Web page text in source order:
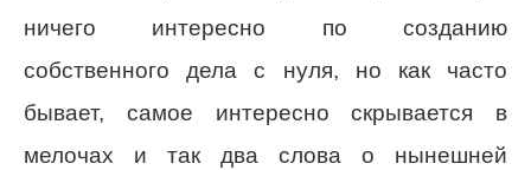
ничего интересно по созданию
собственного дела с нуля, но как часто
бывает, самое интересно скрывается в
мелочах и так два слова о нынешней